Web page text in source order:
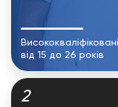
від 15 до 26 років
2